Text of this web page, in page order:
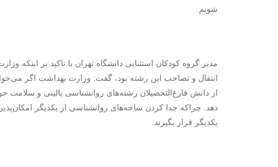
شویم.
مدیر گروه کودکان استثنایی دانشگاه تهران با تاکید بر اینکه
انتقال و تصاحب این رشته بود، گفت: وزارت بهداشت اگر
از دانش فارغ‌التحصیلان رشته‌های روانشناسی بالینی و سلامت
دهد. چراکه جدا کردن شاخه‌های روانشناسی از یکدیگر
یکدیگر قرار بگیرند.